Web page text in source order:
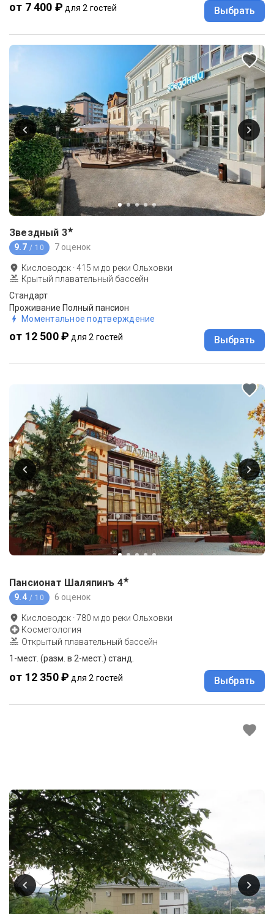
от 7 400 ₽ для 2 гостей Выбрать
Звездный 3★
9.7 / 10 7 оценок
Кисловодск ·415 м до реки Ольховки
Крытый плавательный бассейн
Стандарт
Проживание Полный пансион
Моментальное подтверждение
от 12 500 ₽ для 2 гостей Выбрать
Пансионат Шаляпинъ 4★
9.4 / 10 6 оценок
Кисловодск ·780 м до реки Ольховки
Косметология
Открытый плавательный бассейн
1-мест. (разм. в 2-мест.) станд.
от 12 350 ₽ для 2 гостей Выбрать